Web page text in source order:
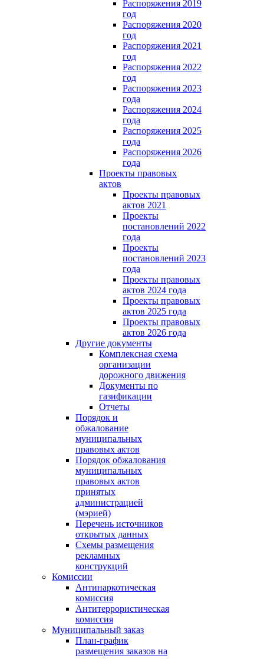
Распоряжения 2019
год
Распоряжения 2020
год
Распоряжения 2021
год
Распоряжения 2022
год
Распоряжения 2023
года
Распоряжения 2024
года
Распоряжения 2025
года
Распоряжения 2026
года
Проекты правовых
актов
Проекты правовых
актов 2021
Проекты
постановлений 2022
года
Проекты
постановлений 2023
года
Проекты правовых
актов 2024 года
Проекты правовых
актов 2025 года
Проекты правовых
актов 2026 года
Другие документы
Комплексная схема
организации
дорожного движения
Документы по
газификации
Отчеты
Порядок и
обжалование
муниципальных
правовых актов
Порядок обжалования
муниципальных
правовых актов
принятых
администрацией
(мэрией)
Перечень источников
открытых данных
Схемы размещения
рекламных
конструкций
Комиссии
Антинаркотическая
комиссия
Антитеррористическая
комиссия
Муниципальный заказ
План-график
размещения заказов на